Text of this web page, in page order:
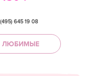
645 19 08
ЛЮБИМЫЕ